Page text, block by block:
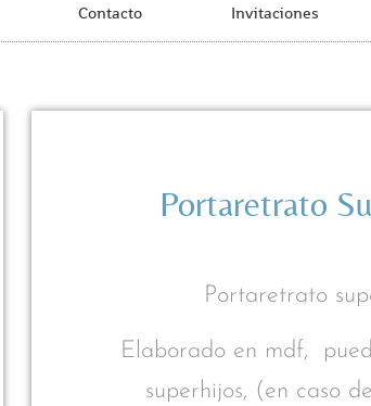
Contacto Invitaciones
Portaretrato
Portaretrato
Elaborado en mdf,
superhijos, (en caso